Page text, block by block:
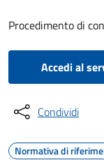
Procedimento di
Accedi al
Condividi
Normativa di